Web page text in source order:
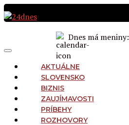
Preskočiť
na
Dnes má meniny:
NAVIGATION
Menu
AKTUÁLNE
SLOVENSKO
BIZNIS
ZAUJÍMAVOSTI
PRÍBEHY
ROZHOVORY